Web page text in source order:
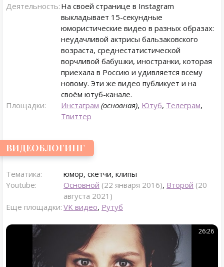
Деятельность: На своей странице в Instagram
выкладывает 15-секундные
юмористические видео в разных образах:
неудачливой актрисы бальзаковского
возраста, среднестатистической
ворчливой бабушки, иностранки, которая
приехала в Россию и удивляется всему
новому. Эти же видео публикует и на
своём ютуб-канале.
Площадки:
Инстаграм (основная), Ютуб, Телеграм,
Твиттер
ВИДЕОБЛОГИНГ
Тематика:
юмор, скетчи, клипы
Youtube:
Основной (22 января 2016), Второй (20
августа 2021)
Еще площадки: VK видео, Рутуб
26:26